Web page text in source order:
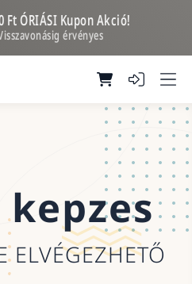
Ft ÓRIÁSI Kupon Akció!
érvényes